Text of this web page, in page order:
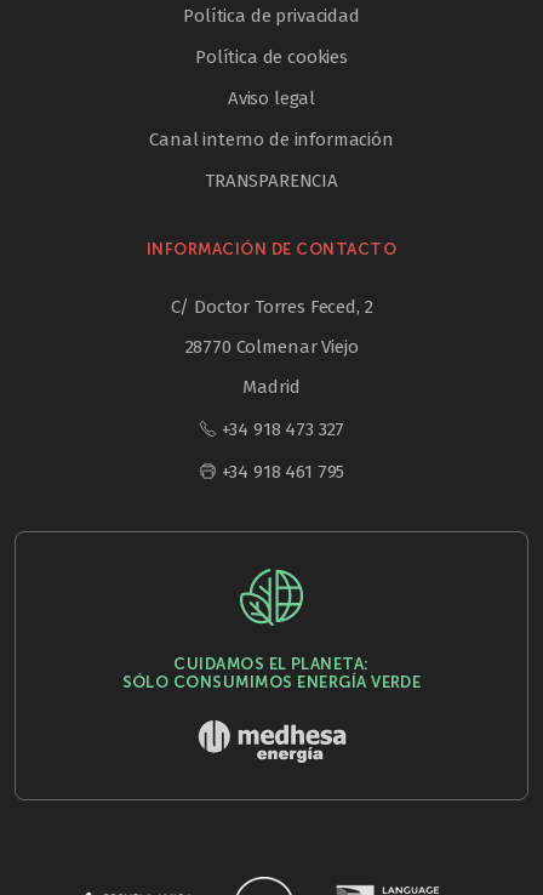
Política de privacidad
Política de cookies
Aviso legal
Canal interno de información
TRANSPARENCIA
INFORMACIÓN DE CONTACTO
C/ Doctor Torres Feced, 2
28770 Colmenar Viejo
Madrid
+34 918 473 327
+34 918 461 795
CUIDAMOS EL PLANETA:
SÓLO CONSUMIMOS ENERGÍA VERDE